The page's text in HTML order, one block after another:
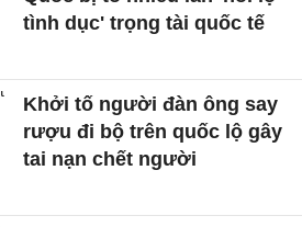
tình dục' trọng tài quốc tế
Khởi tố người đàn ông say
rượu đi bộ trên quốc lộ gây
tai nạn chết người